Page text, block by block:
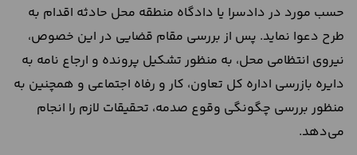
حسب مورد در دادسرا یا دادگاه منطقه محل حادثه اقدام به
طرح دعوا نماید. پس از بررسی مقام قضایی در این خصوص،
نیروی انتظامی محل، به منظور تشکیل پرونده و ارجاع نامه به
دایره بازرسی اداره کل تعاون، کار و رفاه اجتماعی و همچنین به
منظور بررسی چگونگی وقوع صدمه، تحقیقات لازم را انجام
می‌دهد.